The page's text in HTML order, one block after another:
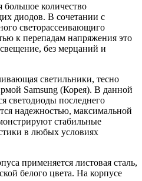
большое количество
диодов. В сочетании с
светорассеивающиго
к перепадам напряжения это
без мерцаний и
светильники, тесно
Samsung (Корея). В данной
светодиоды последнего
надежностью, максимальной
стабильные
в любых условиях
применяется листовая сталь,
белого цвета. На корпусе